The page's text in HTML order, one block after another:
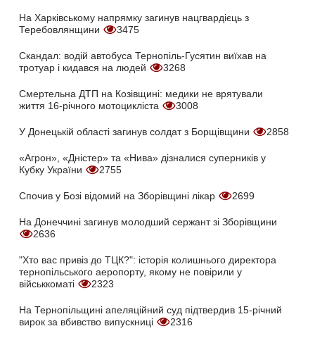
На Харківському напрямку загинув нацгвардієць з
Теребовлянщини
3475
Скандал: водій автобуса Тернопіль-Гусятин виїхав на
тротуар і кидався на людей
3268
Смертельна ДТП на Козівщині: медики не врятували
життя 16-річного мотоцикліста
3008
У Донецькій області загинув солдат з Борщівщини 2858
«Агрон», «Дністер» та «Нива» дізналися суперників у
Кубку України
2755
Спочив у Бозі відомий на Зборівщині лікар 2699
На Донеччині загинув молодший сержант зі Зборівщини
2636
"Хто вас привіз до ТЦК?": історія колишнього директора
тернопільського аеропорту, якому не повірили у
військкоматі
2323
На Тернопільщині апеляційний суд підтвердив 15-річний
вирок за вбивство випускниці
2316